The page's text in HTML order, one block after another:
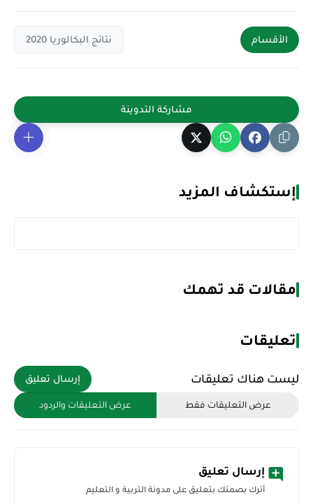
الأقسام نتائج البكالوريا 2020
إستكشاف المزيد
مقالات قد تهمك
تعليقات
ليست هناك تعليقات إرسال تعليق
عرض التعليقات فقط عرض التعليقات والردود
إرسال تعليق
أترك بصمتك بتعليق على مدونة التربية و التعليم